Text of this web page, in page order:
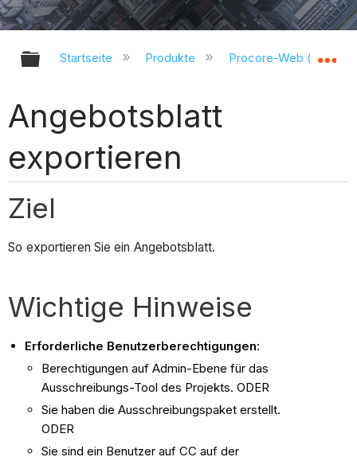
Globale Hierarchie auf- und
Startseite Produkte Procore-Web
Angebotsblatt
exportieren
Ziel
So exportieren Sie ein Angebotsblatt.
Wichtige Hinweise
Erforderliche Benutzerberechtigungen:
Berechtigungen auf Admin-Ebene für das
Ausschreibungs-Tool des Projekts. ODER
Sie haben die Ausschreibungspaket erstellt.
ODER
Sie sind ein Benutzer auf CC auf der